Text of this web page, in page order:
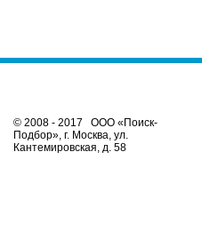
© 2008 - 2017 ООО «Поиск-
Подбор», г. Москва, ул.
Кантемировская, д. 58